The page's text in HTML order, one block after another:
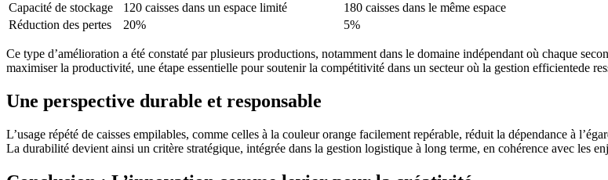
Capacité de stockage
120 caisses dans un espace limité
180 caisses dans le même espace
Réduction des pertes
20% 5%
Ce type d’amélioration a été constaté par plusieurs productions, notamment dans le domaine indépendant où chaque
maximiser la productivité, une étape essentielle pour soutenir la compétitivité dans un secteur où la gestion efficientede
Une perspective durable et responsable
L’usage répété de caisses empilables, comme celles à la couleur orange facilement repérable, réduit la dépendance à
La durabilité devient ainsi un critère stratégique, intégrée dans la gestion logistique à long terme, en cohérence avec les